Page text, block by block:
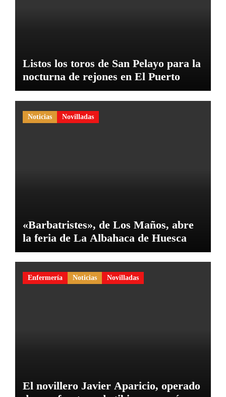
Listos los toros de San Pelayo para la
nocturna de rejones en El Puerto
Noticias Novilladas
«Barbatristes», de Los Maños, abre
la feria de La Albahaca de Huesca
Enfermería Noticias Novilladas
El novillero Javier Aparicio, operado